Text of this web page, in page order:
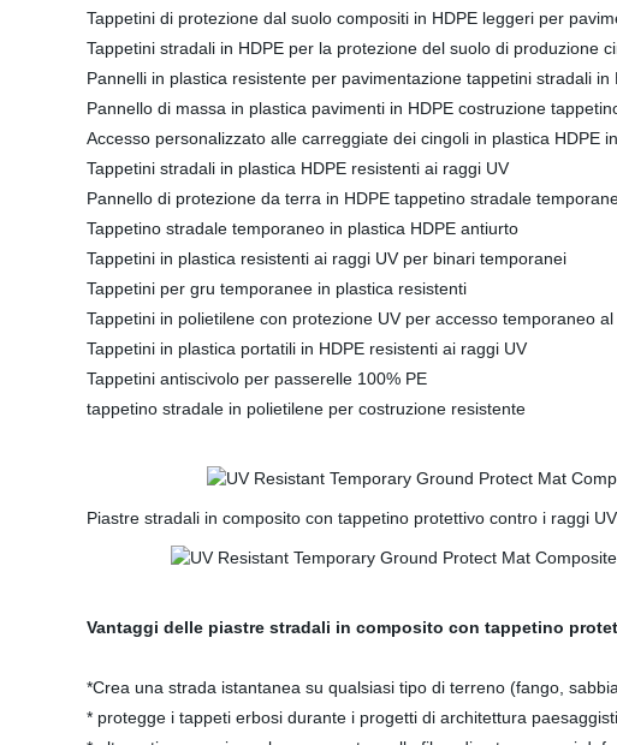
Tappetini di protezione dal suolo compositi in HDPE leggeri per
Tappetini stradali in HDPE per la protezione del suolo di produzione
Pannelli in plastica resistente per pavimentazione tappetini stradali
Pannello di massa in plastica pavimenti in HDPE costruzione
Accesso personalizzato alle carreggiate dei cingoli in plastica HDPE
Tappetini stradali in plastica HDPE resistenti ai raggi UV
Pannello di protezione da terra in HDPE tappetino stradale
Tappetino stradale temporaneo in plastica HDPE antiurto
Tappetini in plastica resistenti ai raggi UV per binari temporanei
Tappetini per gru temporanee in plastica resistenti
Tappetini in polietilene con protezione UV per accesso temporaneo
Tappetini in plastica portatili in HDPE resistenti ai raggi UV
Tappetini antiscivolo per passerelle 100% PE
tappetino stradale in polietilene per costruzione resistente
Piastre stradali in composito con tappetino protettivo contro i raggi UV
Vantaggi delle piastre stradali in composito con tappetino
*Crea una strada istantanea su qualsiasi tipo di terreno (fango,
* protegge i tappeti erbosi durante i progetti di architettura